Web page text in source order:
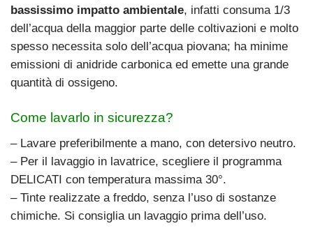
bassissimo impatto ambientale, infatti consuma 1/3
dell’acqua della maggior parte delle coltivazioni e molto
spesso necessita solo dell’acqua piovana; ha minime
emissioni di anidride carbonica ed emette una grande
quantità di ossigeno.
Come lavarlo in sicurezza?
– Lavare preferibilmente a mano, con detersivo neutro.
– Per il lavaggio in lavatrice, scegliere il programma
DELICATI con temperatura massima 30°.
– Tinte realizzate a freddo, senza l’uso di sostanze
chimiche. Si consiglia un lavaggio prima dell’uso.